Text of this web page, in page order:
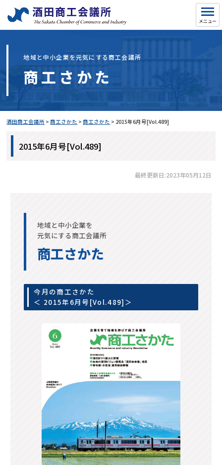
地域と中小企業を元気にする商工会議所
商工さかた
酒田商工会議所 >商工さかた >商工さかた > 2015年6月号[Vol.489]
2015年6月号[Vol.489]
最終更新日:2023年05月12日
地域と中小企業を
元気にする商工会議所
商工さかた
今月の商工さかた
＜ 2015年6月号[Vol.489]＞